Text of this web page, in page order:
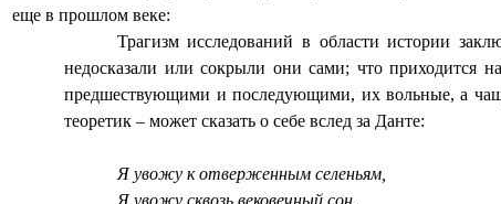
еще в прошлом веке:
Трагизм исследований в области истории
недосказали или сокрыли они сами; что приходится
предшествующими и последующими, их вольные, а
теоретик – может сказать о себе вслед за Данте:
Я увожу к отверженным селеньям,